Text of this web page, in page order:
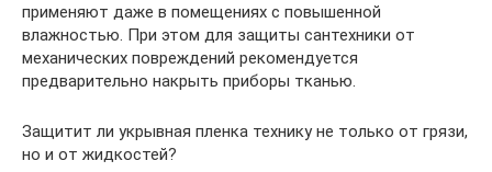
применяют даже в помещениях с повышенной
влажностью. При этом для защиты сантехники от
механических повреждений рекомендуется
предварительно накрыть приборы тканью.
Защитит ли укрывная пленка технику не только от грязи,
но и от жидкостей?